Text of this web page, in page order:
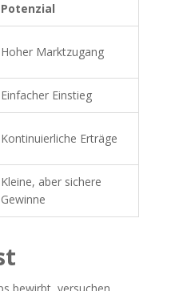
Potenzial
Hoher Marktzugang
Einfacher Einstieg
Kontinuierliche Erträge
Kleine, aber sichere
Gewinne